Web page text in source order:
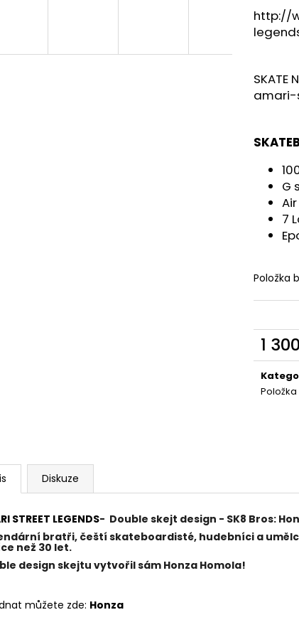
http://
SKATE
amari-
G
7
Položka
1
Měrná
cena:
Diskuze
STREET LEGENDS- Double skejt design - SK8 Bros:
bratři, čeští skateboardisté, hudebníci a
než 30 let.
design skejtu vytvořil sám Honza Homola!
můžete zde: Honza